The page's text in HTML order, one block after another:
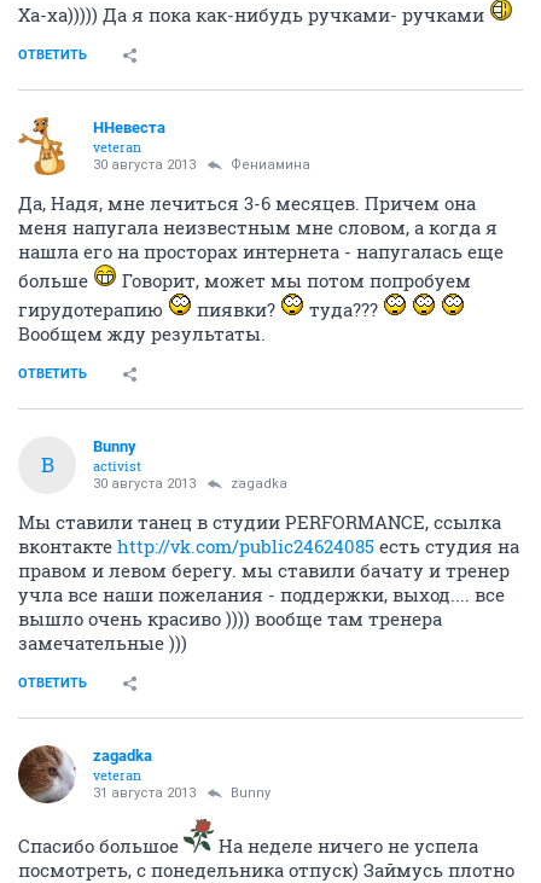
Ха-ха))))) Да я пока как-нибудь ручками- ручками
ОТВЕТИТЬ
ННевеста
veteran
30 августа 2013 Фениамина
Да, Надя, мне лечиться 3-6 месяцев. Причем она
меня напугала неизвестным мне словом, а когда я
нашла его на просторах интернета - напугалась еще
больше
Говорит, может мы потом попробуем
гирудотерапию
пиявки?
туда???
Вообщем жду результаты.
ОТВЕТИТЬ
B
Bunny
activist
30 августа 2013 zagadka
Мы ставили танец в студии PERFORMANCE, ссылка
вконтакте http://vk.com/public24624085 есть студия на
правом и левом берегу. мы ставили бачату и тренер
учла все наши пожелания - поддержки, выход.... все
вышло очень красиво )))) вообще там тренера
замечательные )))
ОТВЕТИТЬ
zagadka
veteran
31 августа 2013 Bunny
Спасибо большое
На неделе ничего не успела
посмотреть, с понедельника отпуск) Займусь плотно